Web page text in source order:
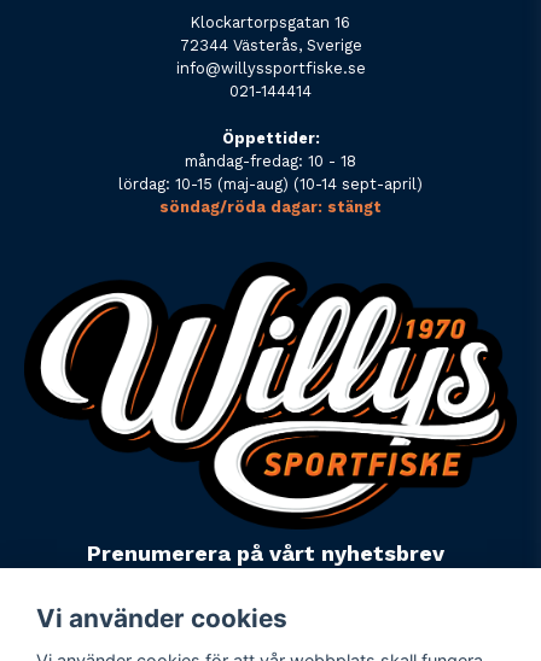
Klockartorpsgatan 16
72344 Västerås, Sverige
info@willyssportfiske.se
021-144414
Öppettider:
måndag-fredag: 10 - 18
lördag: 10-15 (maj-aug) (10-14 sept-april)
söndag/röda dagar: stängt
Prenumerera på vårt nyhetsbrev
Vi använder cookies